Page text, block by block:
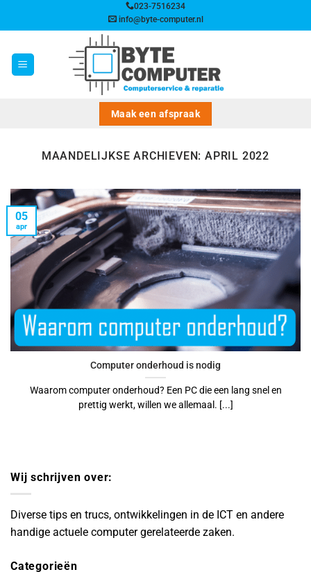
023-7516234
info@byte-computer.nl
Maak een afspraak
MAANDELIJKSE ARCHIEVEN:APRIL 2022
Computer onderhoud is nodig
Waarom computer onderhoud? Een PC die een lang snel en
prettig werkt, willen we allemaal. [...]
05
apr
Wij schrijven over:
Diverse tips en trucs, ontwikkelingen in de ICT en andere
handige actuele computer gerelateerde zaken.
Categorieën